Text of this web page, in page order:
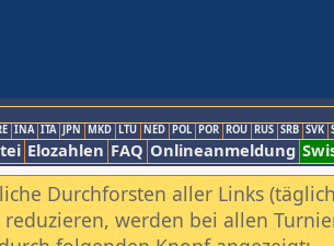
INA ITA JPN MKD LTU NED POL POR ROU RUS SRB SVK
Elozahlen FAQ Onlineanmeldung
Durchforsten aller Links
werden bei allen